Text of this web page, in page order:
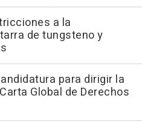
a la
de tungsteno y
para dirigir la
Global de Derechos